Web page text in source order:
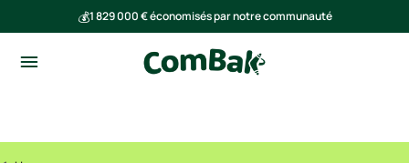
💰1 829 000 € économisés par notre communauté